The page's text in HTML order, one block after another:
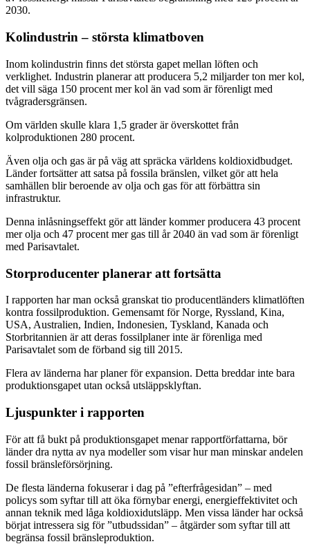
2030.
Kolindustrin – största klimatboven
Inom kolindustrin finns det största gapet mellan löften och
verklighet. Industrin planerar att producera 5,2 miljarder ton mer kol,
det vill säga 150 procent mer kol än vad som är förenligt med
tvågradersgränsen.
Om världen skulle klara 1,5 grader är överskottet från
kolproduktionen 280 procent.
Även olja och gas är på väg att spräcka världens koldioxidbudget.
Länder fortsätter att satsa på fossila bränslen, vilket gör att hela
samhällen blir beroende av olja och gas för att förbättra sin
infrastruktur.
Denna inlåsningseffekt gör att länder kommer producera 43 procent
mer olja och 47 procent mer gas till år 2040 än vad som är förenligt
med Parisavtalet.
Storproducenter planerar att fortsätta
I rapporten har man också granskat tio producentländers klimatlöften
kontra fossilproduktion. Gemensamt för Norge, Ryssland, Kina,
USA, Australien, Indien, Indonesien, Tyskland, Kanada och
Storbritannien är att deras fossilplaner inte är förenliga med
Parisavtalet som de förband sig till 2015.
Flera av länderna har planer för expansion. Detta breddar inte bara
produktionsgapet utan också utsläppsklyftan.
Ljuspunkter i rapporten
För att få bukt på produktionsgapet menar rapportförfattarna, bör
länder dra nytta av nya modeller som visar hur man minskar andelen
fossil bränsleförsörjning.
De flesta länderna fokuserar i dag på ”efterfrågesidan” – med
policys som syftar till att öka förnybar energi, energieffektivitet och
annan teknik med låga koldioxidutsläpp. Men vissa länder har också
börjat intressera sig för ”utbudssidan” – åtgärder som syftar till att
begränsa fossil bränsleproduktion.